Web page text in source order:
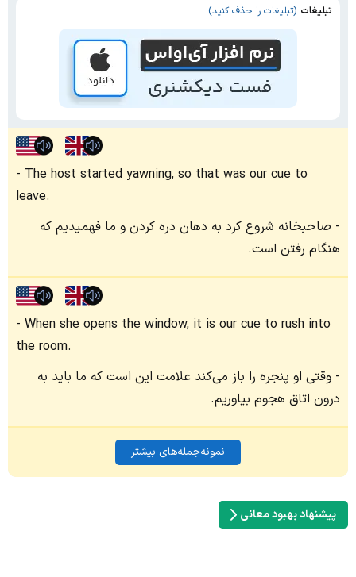
تبلیغات (تبلیغات را حذف کنید)
The host started yawning, so that was our cue to
leave.
صاحبخانه شروع کرد به دهان دره کردن و ما فهمیدیم که
هنگام رفتن است.
When she opens the window, it is our cue to rush into
the room.
وقتی او پنجره را باز می‌کند علامت این است که ما باید به
درون اتاق هجوم بیاوریم.
نمونه‌جمله‌های بیشتر
پیشنهاد بهبود معانی